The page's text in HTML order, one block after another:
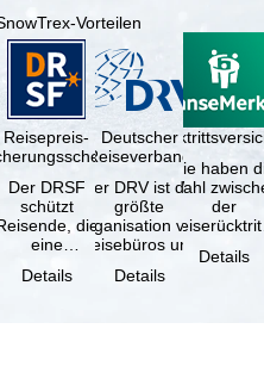
Vorteilen
Reisepreis-
Der DRSF
schützt
Reisende, die
eine
oder
Details
Deutscher
Reiseverband
Der DRV ist die
größte
Organisation von
Reisebüros und
Reiseveranstaltern
in …
Details
Sie haben
Wahl
der
(inklusive
Details